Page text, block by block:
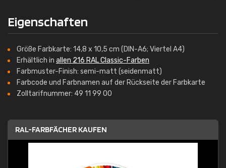
Eigenschaften
Größe Farbkarte: 14,8 x 10,5 cm (DIN-A6; Viertel A4)
Erhältlich in allen 216 RAL Classic-Farben
Farbmuster-Finish: semi-matt (seidenmatt)
Farbcode und Farbnamen auf der Rückseite der Farbkarte
Zolltarifnummer: 49 11 99 00
RAL-FARBFÄCHER KAUFEN